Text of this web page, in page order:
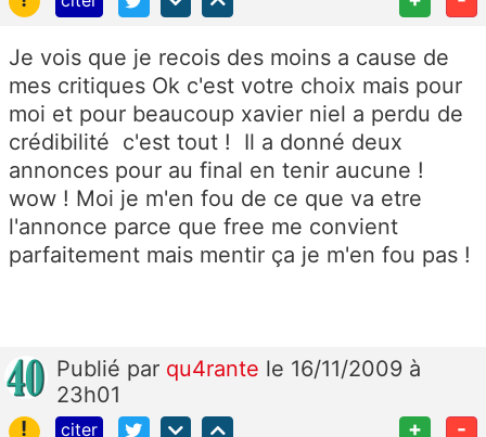
Je vois que je recois des moins a cause de
mes critiques Ok c'est votre choix mais pour
moi et pour beaucoup xavier niel a perdu de
crédibilité c'est tout ! Il a donné deux
annonces pour au final en tenir aucune !
wow ! Moi je m'en fou de ce que va etre
l'annonce parce que free me convient
parfaitement mais mentir ça je m'en fou pas !
Publié par qu4rante le 16/11/2009 à
23h01
!
citer + -